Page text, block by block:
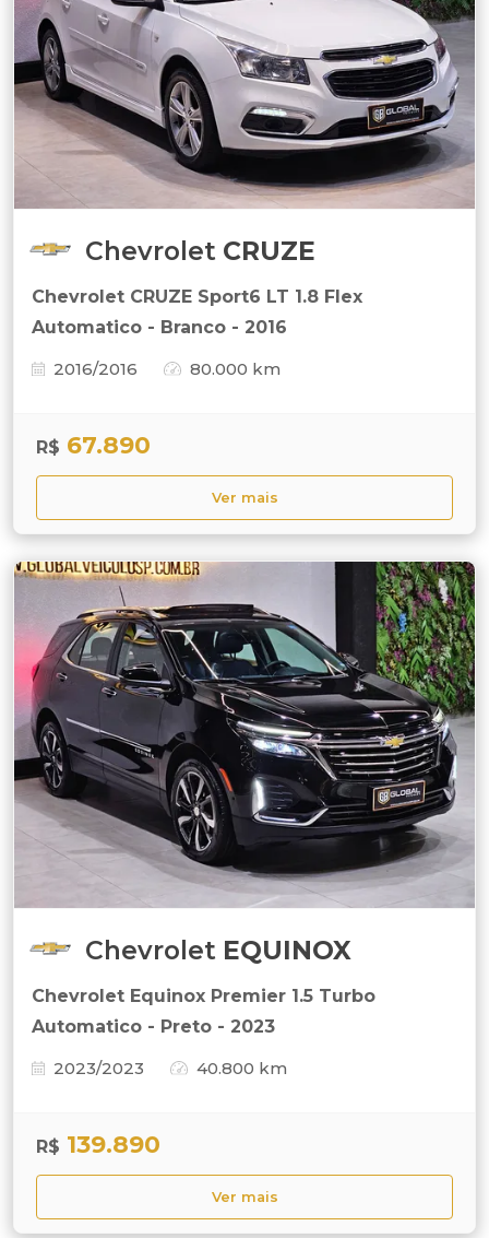
Chevrolet CRUZE
Chevrolet CRUZE Sport6 LT 1.8 Flex
Automatico - Branco - 2016
2016/2016
80.000 km
R$ 67.890
Ver mais
Chevrolet EQUINOX
Chevrolet Equinox Premier 1.5 Turbo
Automatico - Preto - 2023
2023/2023
40.800 km
R$ 139.890
Ver mais